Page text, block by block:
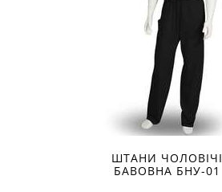
ШТАНИ ЧОЛОВІЧІ
БАВОВНА БНУ-01